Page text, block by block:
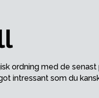
ordning med de
intressant som du